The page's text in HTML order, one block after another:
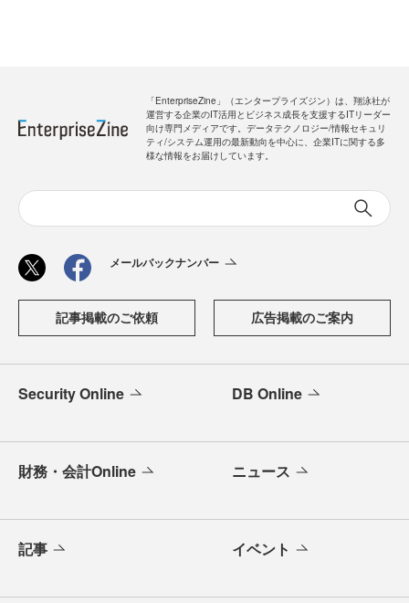
「EnterpriseZine」（エンタープライズジン）は、翔泳社が
運営する企業のIT活用とビジネス成長を支援するITリーダー
向け専門メディアです。データテクノロジー/情報セキュリ
ティ/システム運用の最新動向を中心に、企業ITに関する多
様な情報をお届けしています。
メールバックナンバー
記事掲載のご依頼 広告掲載のご案内
Security Online DB Online
財務・会計Online ニュース
記事 イベント